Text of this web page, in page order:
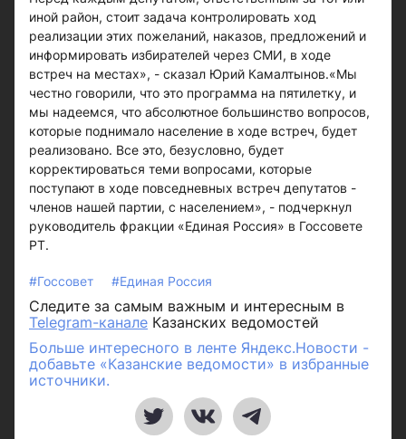
иной район, стоит задача контролировать ход
реализации этих пожеланий, наказов, предложений и
информировать избирателей через СМИ, в ходе
встреч на местах», - сказал Юрий Камалтынов.«Мы
честно говорили, что это программа на пятилетку, и
мы надеемся, что абсолютное большинство вопросов,
которые поднимало население в ходе встреч, будет
реализовано. Все это, безусловно, будет
корректироваться теми вопросами, которые
поступают в ходе повседневных встреч депутатов -
членов нашей партии, с населением», - подчеркнул
руководитель фракции «Единая Россия» в Госсовете
РТ.
#Госсовет #Единая Россия
Следите за самым важным и интересным в
Telegram-канале Казанских ведомостей
Больше интересного в ленте Яндекс.Новости -
добавьте «Казанские ведомости» в избранные
источники.